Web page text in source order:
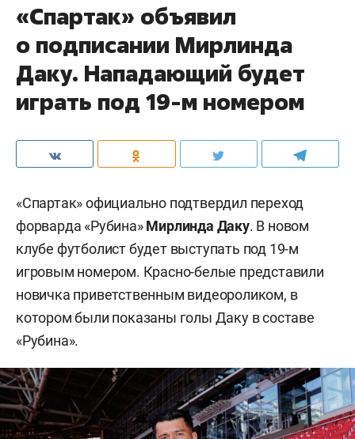
«Спартак» объявил
о подписании Мирлинда
Даку. Нападающий будет
играть под 19-м номером
«Спартак» официально подтвердил переход
форварда «Рубина»Мирлинда Даку. В новом
клубе футболист будет выступать под 19-м
игровым номером. Красно-белые представили
новичка приветственным видеороликом, в
котором были показаны голы Даку в составе
«Рубина».